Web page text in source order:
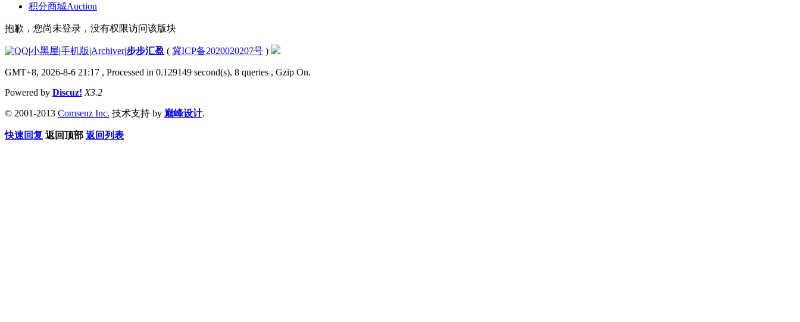
积分商城Auction
抱歉，您尚未登录，没有权限访问该版块
|小黑屋|手机版|Archiver|步步汇盈 ( 冀ICP备2020020207号 )
GMT+8, 2026-8-6 21:17 , Processed in 0.129149 second(s), 8 queries , Gzip On.
Powered by Discuz! X3.2
© 2001-2013 Comsenz Inc. 技术支持 by 巅峰设计.
快速回复 返回顶部 返回列表